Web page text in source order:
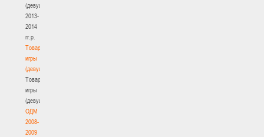
(девушки)
2013-
2014
гг.р.
Товарищеские
игры
(девушки)
Товарищеские
игры
(девушки)
ОДМ
2008-
2009